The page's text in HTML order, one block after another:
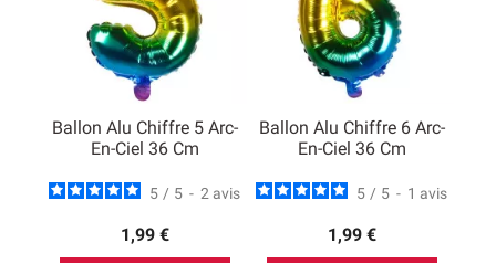
Ballon Alu Chiffre 5 Arc-
En-Ciel 36 Cm
5 / 5 - 2 avis
1,99 €
Ballon Alu Chiffre 6 Arc-
En-Ciel 36 Cm
5 / 5 - 1 avis
1,99 €